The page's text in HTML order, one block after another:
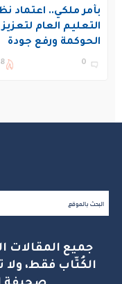
بأمر ملكي.. اعتماد
التعليم العام لتعزيز
الحوكمة ورفع جودة
التعليم في المملكة
0
جميع
الكُتّاب فقط، ولا